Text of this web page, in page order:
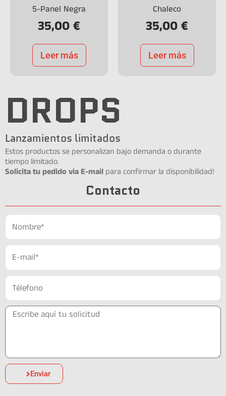
DROPS
Lanzamientos limitados
Estos productos se personalizan bajo demanda o durante
tiempo limitado.
Solicita tu pedido via E-mail para confirmar la disponibilidad!
Contacto
Enviar
5-Panel Negra
35,00€
Leer más
Chaleco
35,00€
Leer más